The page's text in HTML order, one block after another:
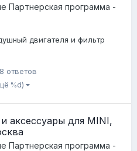
Партнерская программа -
двигателя и фильтр
ответов
%d)
аксессуары для MINI,
Партнерская программа -